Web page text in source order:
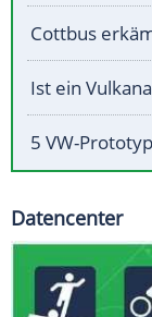
Cottbus
Ist ein
5 VW-
Datencenter